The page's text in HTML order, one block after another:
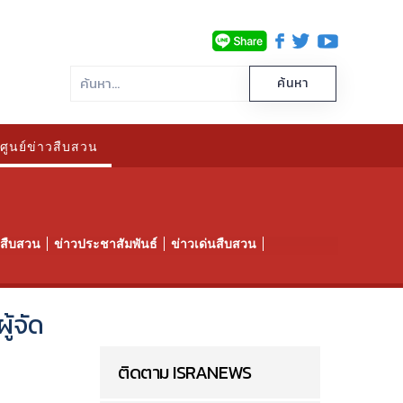
ศูนย์ข่าวสืบสวน
บสวน ข่าวประชาสัมพันธ์ ข่าวเด่นสืบสวน
จัด
ติดตาม ISRANEWS